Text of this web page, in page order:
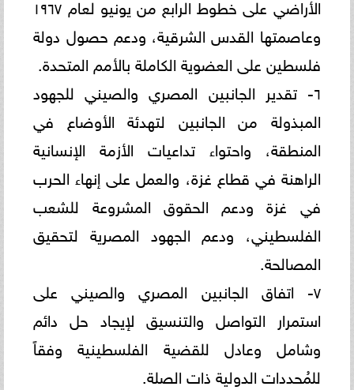
الأراضي على خطوط الرابع من يونيو لعام ١٩٦٧
وعاصمتها القدس الشرقية، ودعم حصول دولة
فلسطين على العضوية الكاملة بالأمم المتحدة.
٦- تقدير الجانبين المصري والصيني للجهود
المبذولة من الجانبين لتهدئة الأوضاع في
المنطقة، واحتواء تداعيات الأزمة الإنسانية
الراهنة في قطاع غزة، والعمل على إنهاء الحرب
في غزة ودعم الحقوق المشروعة للشعب
الفلسطيني، ودعم الجهود المصرية لتحقيق
المصالحة.
٧- اتفاق الجانبين المصري والصيني على
استمرار التواصل والتنسيق لإيجاد حل دائم
وشامل وعادل للقضية الفلسطينية وفقاً
للمُحددات الدولية ذات الصلة.